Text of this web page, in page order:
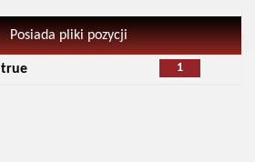
Posiada pliki pozycji
1
true